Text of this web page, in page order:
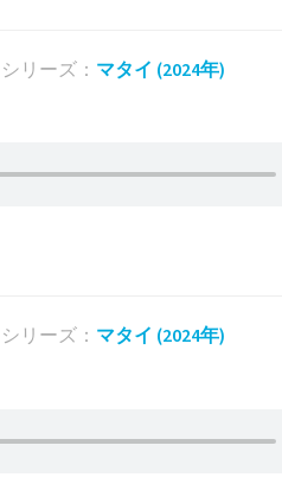
シリーズ： マタイ (2024年)
シリーズ： マタイ (2024年)